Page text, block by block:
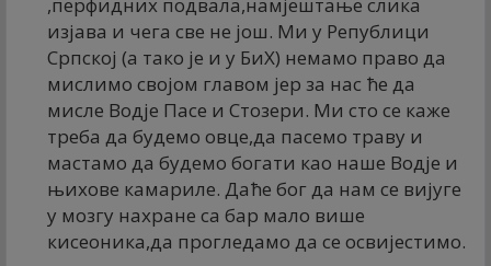
изјава и чега све не још. Ми у Републици
Српској (а тако је и у БиХ) немамо право да
мислимо својом главом јер за нас ће да
мисле Водје Пасе и Стозери. Ми сто се каже
треба да будемо овце,да пасемо траву и
мастамо да будемо богати као наше Водје и
њихове камариле. Даће бог да нам се вијуге
у мозгу нахране са бар мало више
кисеоника,да прогледамо да се освијестимо.